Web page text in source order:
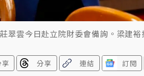
翠雲今日赴立院財委會備詢。梁建裕
享 分享 連結 訂閱